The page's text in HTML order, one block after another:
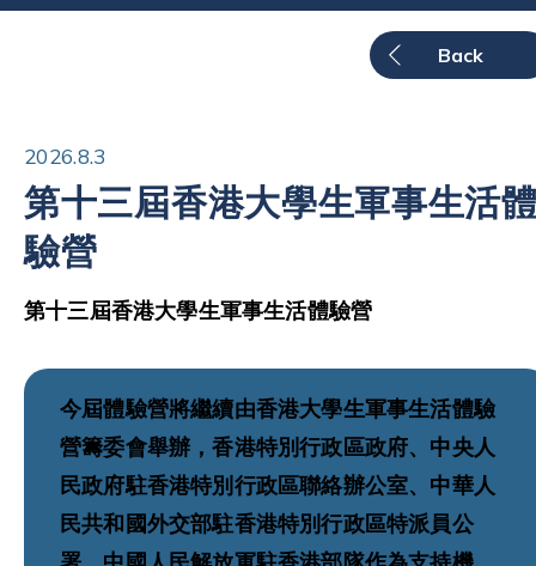
Back
2026.8.3
第十三屆香港大學生軍事生活
驗營
第十三屆香港大學生軍事生活體驗營
今屆體驗營將繼續由香港大學生軍事生活體驗
營籌委會舉辦，香港特別行政區政府、中央人
民政府駐香港特別行政區聯絡辦公室、中華人
民共和國外交部駐香港特別行政區特派員公